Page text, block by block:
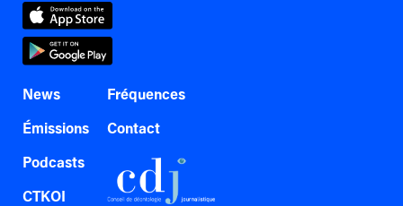
News
Émissions
Podcasts
CTKOI
Fréquences
Contact